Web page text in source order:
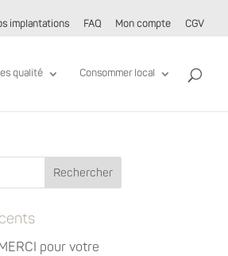
implantations FAQ Mon compte CGV
qualité Consommer local
pour votre